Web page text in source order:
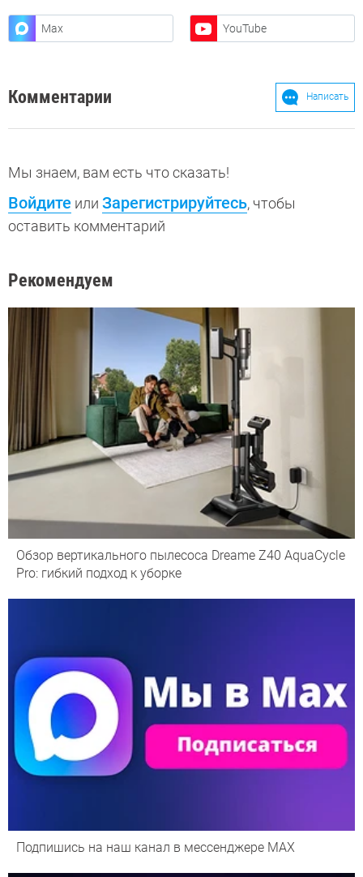
Max YouTube
Комментарии Написать
Мы знаем, вам есть что сказать!
Войдите или Зарегистрируйтесь, чтобы
оставить комментарий
Рекомендуем
Обзор вертикального пылесоса Dreame Z40 AquaCycle
Pro: гибкий подход к уборке
Подпишись на наш канал в мессенджере МАХ